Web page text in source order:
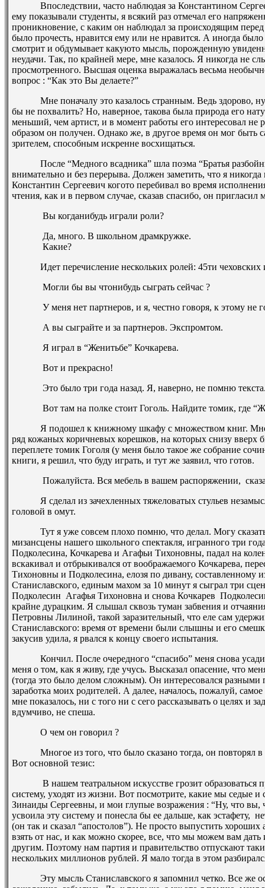
Впоследствии, часто наблюдая за Константином
ему показывали студенты, я всякий раз отмечал его
проникновение, с каким он наблюдал за происходящим
было прочесть, нравится ему или не нравится. А иногда
смотрит и обдумывает какую­то мысль, порожденную
неудачи. Так, по крайней мере, мне казалось. Я никогда не
просмотренного. Высшая оценка выражалась весьма
вопрос : “Как это Вы делаете?”
Мне поначалу это казалось странным. Ведь здорово, ну
бы не похвалить? Но, наверное, такова была природа его
меньший, чем артист, и в момент работы его интересовал не
образом он получен. Однако же, в другое время он мог
зрителем, способным искренне восхищаться.
После “Медного всадника” шла поэма “Братья
внимательно и без перерыва. Должен заметить, что я
Константин Сергеевич кого­то перебивал во время
чтения, как и в первом случае, сказав спасибо, он пригласил
­ Вы когда­нибудь играли роли?
­ Да, много. В школьном драмкружке.
­ Какие?
Идет перечисление нескольких ролей: 4­5­ти чеховских
­ Могли бы вы что­нибудь сыграть сейчас ?
У меня нет партнеров, и я, честно говоря, к этому не
А вы сыграйте и за партнеров.
­ Я играл в “Женитьбе” Кочкарева.
­ Вот и прекрасно!
Это было три года назад. Я, наверно, не помню
Вот там на полке стоит Гоголь. Найдите томик, где
Я подошел к книжному шкафу с множеством книг. Мне,
ряд кожаных коричневых корешков, на которых снизу
переплете томик Гоголя (у меня было такое же собрание
книги, я решил, что буду играть, и тут же заявил, что готов.
Пожалуйста. Вся мебель в вашем распоряжении,
Я сделал из зачехленных тяжеловатых стульев
головой в омут.
Тут я уже совсем плохо помню, что делал. Могу сказать
мизансцены нашего школьного спектакля, игранного три
Подколесина, Кочкарева и Агафьи Тихоновны, падал на
вскакивал и отбрыкивался от воображаемого Кочкарева,
Тихоновны и Подколесина, елозя по дивану, составленному
Станиславского, единым махом за 10 минут я сыграл три
Подколесин ­ Агафья Тихоновна и снова Кочкарев
крайне дурацким. Я слышал сквозь туман забвения и
Петровны Лилиной, такой заразительный, что еле сам
Станиславского: время от времени были слышны и его
закусив удила, я рвался к концу своего испытания.
Кончил. После очередного “спасибо” меня снова
меня о том, как я живу, где учусь. Высказал опасение, что
(тогда это было делом сложным). Он интересовался
заработка моих родителей. А далее, началось, пожалуй,
мне показалось, ни с того ни с сего рассказывать о целях и
вдумчиво, не спеша.
О чем он говорил ?
Многое из того, что было сказано тогда, он повторял в
Вот основной тезис:
В нашем театральном искусстве грозит образоваться
систему, уходят из жизни. Вот посмотрите, какие мы седые
Зинаиды Сергеевны, и мои глупые возражения : “Ну, что вы,
усвоила эту систему и понесла бы ее дальше, как эстафету,
(он так и сказал “апостолов”). Не просто выпустить
взять от нас, и как можно скорее, все, что мы можем вам дать
другим. Поэтому нам партия и правительство отпускают
нескольких миллионов рублей. Я мало тогда в этом
Эту мысль Станиславского я запомнил четко. Все же